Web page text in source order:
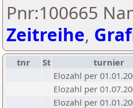
Pnr:100665
Zeitreihe,
tnr St turnier
Elozahl per
Elozahl per
Elozahl per